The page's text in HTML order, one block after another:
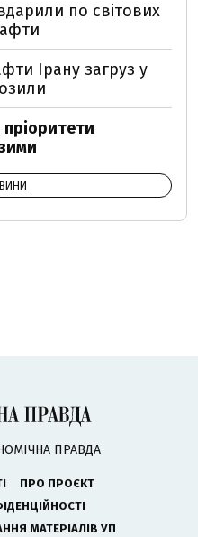
по світових
Ірану загруз у
ПРАВДА
ПРО ПРОЄКТ
МАТЕРІАЛІВ УП